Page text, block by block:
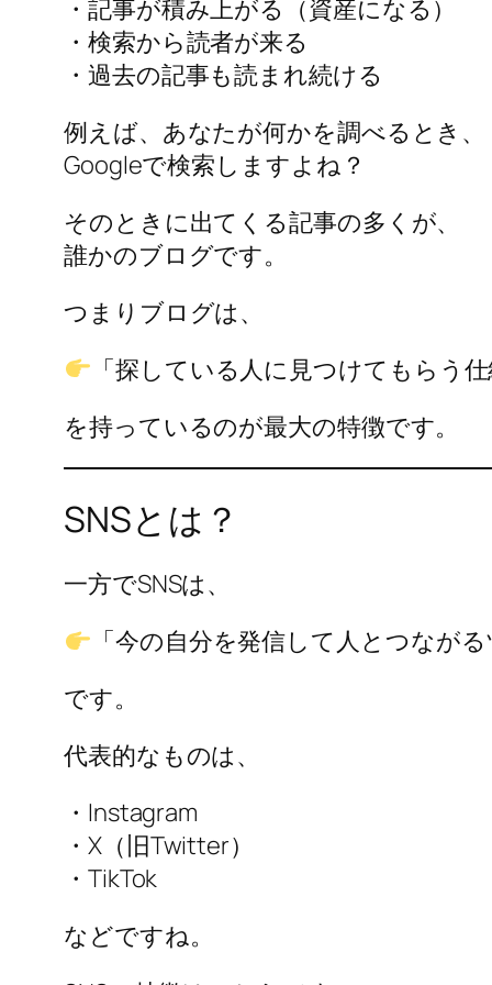
・記事が積み上がる（資産になる）
・検索から読者が来る
・過去の記事も読まれ続ける
例えば、あなたが何かを調べるとき、
Googleで検索しますよね？
そのときに出てくる記事の多くが、
誰かのブログです。
つまりブログは、
「探している人に見つけてもらう
を持っているのが最大の特徴です。
SNSとは？
一方でSNSは、
「今の自分を発信して人とつなが
です。
代表的なものは、
・Instagram
・X（旧Twitter）
・TikTok
などですね。